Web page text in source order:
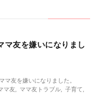
マ友を嫌いになりまし
マ友を嫌いになりました。
マ友 ママ友トラブル ,子育て